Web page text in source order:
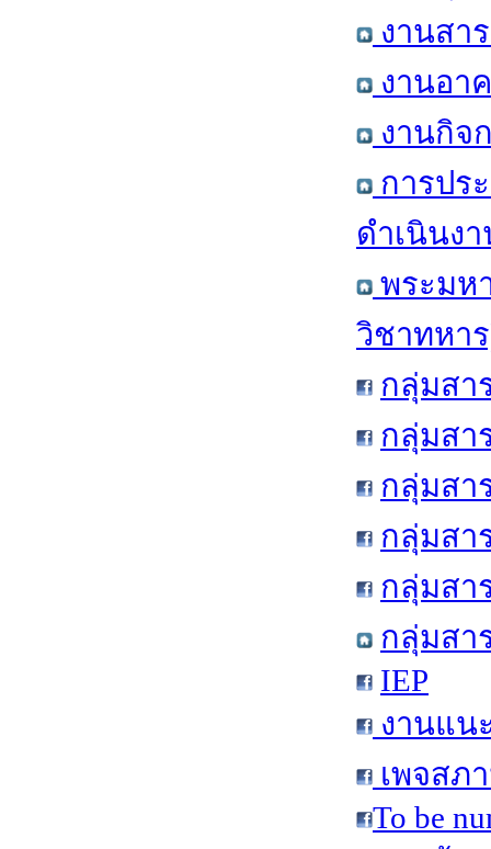
งานสา
งานอา
งานกิจ
การปร
ดำเนินง
พระมห
วิชาทหา
กลุ่มสา
กลุ่มสา
กลุ่มสา
กลุ่มสา
กลุ่มสา
กลุ่มสา
IEP
งานแน
เพจสภ
To be